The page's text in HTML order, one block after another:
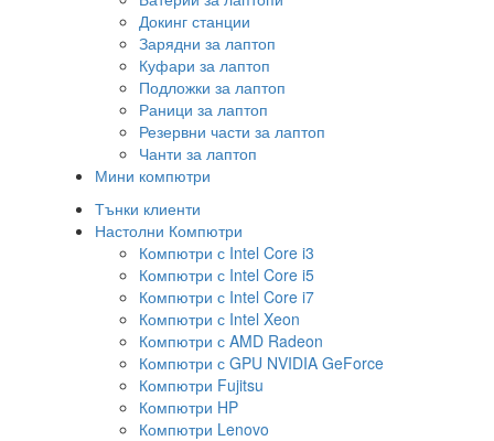
Докинг станции
Зарядни за лаптоп
Куфари за лаптоп
Подложки за лаптоп
Раници за лаптоп
Резервни части за лаптоп
Чанти за лаптоп
Мини компютри
Тънки клиенти
Настолни Компютри
Компютри с Intel Core i3
Компютри с Intel Core i5
Компютри с Intel Core i7
Компютри с Intel Xeon
Компютри с AMD Radeon
Компютри с GPU NVIDIA GeForce
Компютри Fujitsu
Компютри HP
Компютри Lenovo